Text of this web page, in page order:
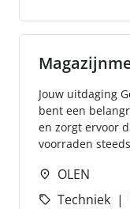
Jouw uitdaging
bent een
en zorgt ervoor
voorraden
OLEN
Techniek